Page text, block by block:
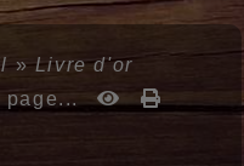
»Livre d'or
page...